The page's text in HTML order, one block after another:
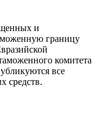
и
границу
комитета
все
средств.